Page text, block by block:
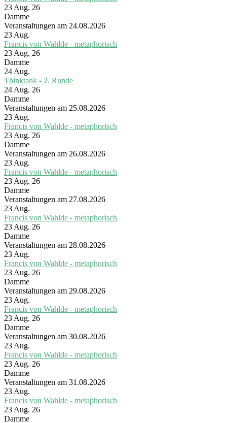
23 Aug. 26
Damme
Veranstaltungen am 24.08.2026
23 Aug.
Francis von Wahlde - metaphorisch
23 Aug. 26
Damme
24 Aug.
Thinktank - 2. Runde
24 Aug. 26
Damme
Veranstaltungen am 25.08.2026
23 Aug.
Francis von Wahlde - metaphorisch
23 Aug. 26
Damme
Veranstaltungen am 26.08.2026
23 Aug.
Francis von Wahlde - metaphorisch
23 Aug. 26
Damme
Veranstaltungen am 27.08.2026
23 Aug.
Francis von Wahlde - metaphorisch
23 Aug. 26
Damme
Veranstaltungen am 28.08.2026
23 Aug.
Francis von Wahlde - metaphorisch
23 Aug. 26
Damme
Veranstaltungen am 29.08.2026
23 Aug.
Francis von Wahlde - metaphorisch
23 Aug. 26
Damme
Veranstaltungen am 30.08.2026
23 Aug.
Francis von Wahlde - metaphorisch
23 Aug. 26
Damme
Veranstaltungen am 31.08.2026
23 Aug.
Francis von Wahlde - metaphorisch
23 Aug. 26
Damme